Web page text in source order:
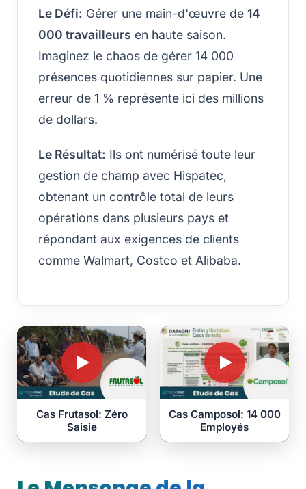
Le Défi: Gérer une main-d'œuvre de 14
000 travailleurs en haute saison.
Imaginez le chaos de gérer 14 000
présences quotidiennes sur papier. Une
erreur de 1 % représente ici des millions
de dollars.
Le Résultat: Ils ont numérisé toute leur
gestion de champ avec Hispatec,
obtenant un contrôle total de leurs
opérations dans plusieurs pays et
répondant aux exigences de clients
comme Walmart, Costco et Alibaba.
Cas Frutasol: Zéro
Saisie
Cas Camposol: 14 000
Employés